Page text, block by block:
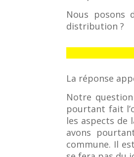
Nous posons
distribution ?
La réponse
Notre
pourtant fait
les aspects de
avons
commune. Il